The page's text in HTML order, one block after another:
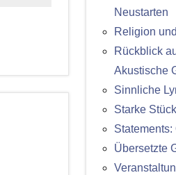
Neustarten
Religion
Rückblick
Akustische
Sinnliche
Starke
Übersetzte